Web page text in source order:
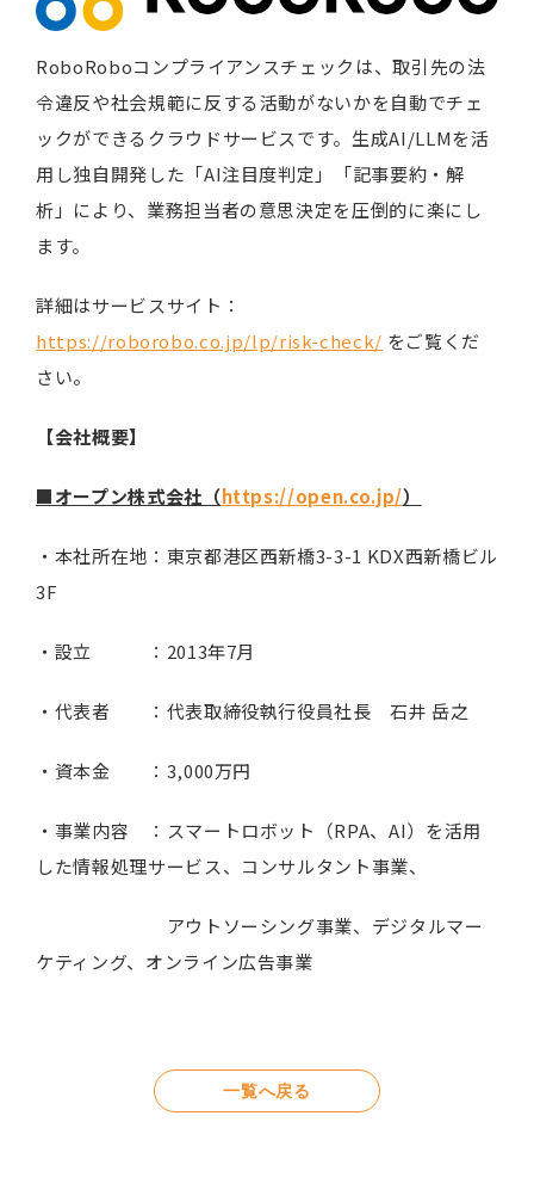
RoboRoboコンプライアンスチェックは、取引先の法
令違反や社会規範に反する活動がないかを自動でチェ
ックができるクラウドサービスです。生成AI/LLMを活
用し独自開発した「AI注目度判定」「記事要約・解
析」により、業務担当者の意思決定を圧倒的に楽にし
ます。
詳細はサービスサイト：
https://roborobo.co.jp/lp/risk-check/ をご覧くだ
さい。
【会社概要】
■オープン株式会社（https://open.co.jp/）
・本社所在地：東京都港区西新橋3-3-1 KDX西新橋ビル
3F
・設立 ：2013年7月
・代表者 ：代表取締役執行役員社長 石井 岳之
・資本金 ：3,000万円
・事業内容 ：スマートロボット（RPA、AI）を活用
した情報処理サービス、コンサルタント事業、
アウトソーシング事業、デジタルマー
ケティング、オンライン広告事業
一覧へ戻る